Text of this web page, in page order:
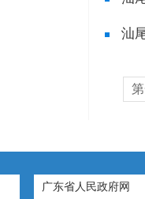
汕
广东省人民政府网